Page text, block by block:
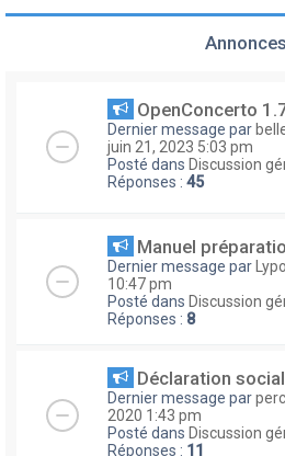
Annonces
OpenConcerto
Dernier message par
juin 21, 2023 5:03 pm
Posté dans Discussion
Réponses : 45
Manuel
Dernier message par
10:47 pm
Posté dans Discussion
Réponses : 8
Déclaration
Dernier message par
2020 1:43 pm
Posté dans Discussion
Réponses : 11